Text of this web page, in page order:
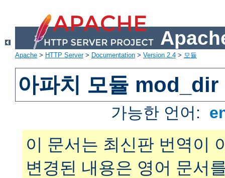
Apache > HTTP Server> Documentation > Version 2.4 > 모듈
아파치 모듈 mod_dir
가능한 언어:
이 문서는 최신판 번역이
변경된 내용은 영어 문서